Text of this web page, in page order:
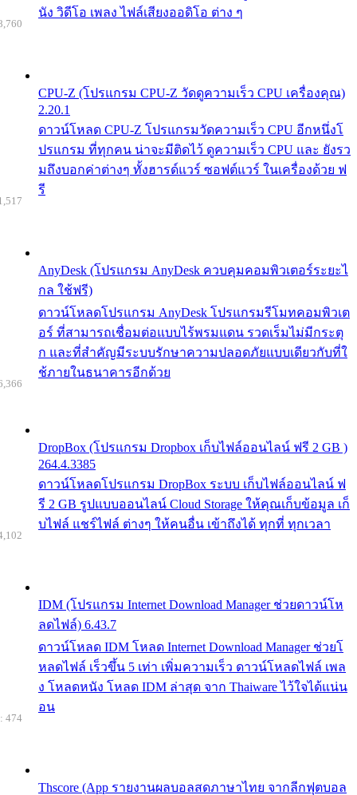
นัง วิดีโอ เพลง ไฟล์เสียงออดิโอ ต่าง ๆ
CPU-Z (โปรแกรม CPU-Z วัดดูความเร็ว CPU เครื่องคุณ)
2.20.1
ดาวน์โหลด CPU-Z โปรแกรมวัดความเร็ว CPU อีกหนึ่งโ
ปรแกรม ที่ทุกคน น่าจะมีติดไว้ ดูความเร็ว CPU และ ยังรว
มถึงบอกค่าต่างๆ ทั้งฮารด์แวร์ ซอฟต์แวร์ ในเครื่องด้วย ฟ
รี
AnyDesk (โปรแกรม AnyDesk ควบคุมคอมพิวเตอร์ระยะไ
กล ใช้ฟรี)
ดาวน์โหลดโปรแกรม AnyDesk โปรแกรมรีโมทคอมพิวเต
อร์ ที่สามารถเชื่อมต่อแบบไร้พรมแดน รวดเร็มไม่มีกระตุ
ก และที่สำคัญมีระบบรักษาความปลอดภัยแบบเดียวกับที่ใ
ช้ภายในธนาคารอีกด้วย
DropBox (โปรแกรม Dropbox เก็บไฟล์ออนไลน์ ฟรี 2 GB )
264.4.3385
ดาวน์โหลดโปรแกรม DropBox ระบบ เก็บไฟล์ออนไลน์ ฟ
รี 2 GB รูปแบบออนไลน์ Cloud Storage ให้คุณเก็บข้อมูล เก็
บไฟล์ แชร์ไฟล์ ต่างๆ ให้คนอื่น เข้าถึงได้ ทุกที่ ทุกเวลา
IDM (โปรแกรม Internet Download Manager ช่วยดาวน์โห
ลดไฟล์) 6.43.7
ดาวน์โหลด IDM โหลด Internet Download Manager ช่วยโ
หลดไฟล์ เร็วขึ้น 5 เท่า เพิ่มความเร็ว ดาวน์โหลดไฟล์ เพล
ง โหลดหนัง โหลด IDM ล่าสุด จาก Thaiware ไว้ใจได้แน่น
อน
Thscore (App รายงานผลบอลสดภาษาไทย จากลีกฟุตบอล
474